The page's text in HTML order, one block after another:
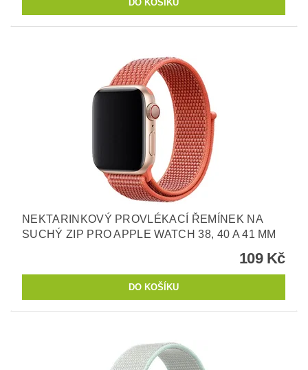
NEKTARINKOVÝ PROVLÉKACÍ ŘEMÍNEK NA
SUCHÝ ZIP PRO APPLE WATCH 38, 40 A 41 MM
109 Kč